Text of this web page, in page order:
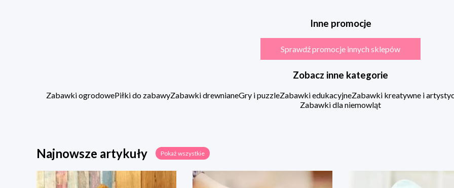
Inne promocje
Sprawdź promocje innych sklepów
Zobacz inne kategorie
Zabawki ogrodowePiłki do zabawyZabawki drewnianeGry i puzzleZabawki edukacyjneZabawki kreatywne i
Zabawki dla niemowląt
Najnowsze artykuły Pokaż wszystkie